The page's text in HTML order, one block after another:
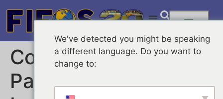
Com Flamengo e
Palmeiras, Brasil
We've detected you might be speaking
a different language. Do you want to
change to: